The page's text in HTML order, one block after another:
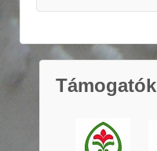
Támogatók